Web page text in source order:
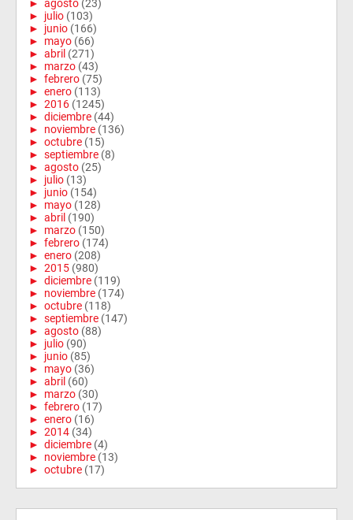
► agosto (23)
► julio (103)
► junio (166)
► mayo (66)
► abril (271)
► marzo (43)
► febrero (75)
► enero (113)
► 2016 (1245)
► diciembre (44)
► noviembre (136)
► octubre (15)
► septiembre (8)
► agosto (25)
► julio (13)
► junio (154)
► mayo (128)
► abril (190)
► marzo (150)
► febrero (174)
► enero (208)
► 2015 (980)
► diciembre (119)
► noviembre (174)
► octubre (118)
► septiembre (147)
► agosto (88)
► julio (90)
► junio (85)
► mayo (36)
► abril (60)
► marzo (30)
► febrero (17)
► enero (16)
► 2014 (34)
► diciembre (4)
► noviembre (13)
► octubre (17)